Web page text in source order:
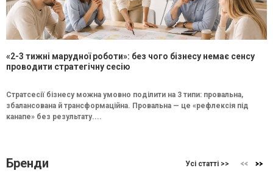
«2-3 тижні марудної роботи»: без чого бізнесу немає сенсу
проводити стратегічну сесію
Стратсесії бізнесу можна умовно поділити на 3 типи: провальна,
збалансована й трансформаційна. Провальна — це «рефлексія під
канапе» без результату....
Бренди Усі статті >>